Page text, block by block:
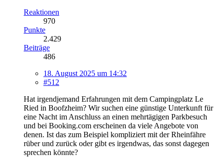
Reaktionen
970
Punkte
2.429
Beiträge
486
18. August 2025 um 14:32
#512
Hat irgendjemand Erfahrungen mit dem Campingplatz Le
Ried in Boofzheim? Wir suchen eine günstige Unterkunft für
eine Nacht im Anschluss an einen mehrtägigen Parkbesuch
und bei Booking.com erscheinen da viele Angebote von
denen. Ist das zum Beispiel kompliziert mit der Rheinfähre
rüber und zurück oder gibt es irgendwas, das sonst dagegen
sprechen könnte?